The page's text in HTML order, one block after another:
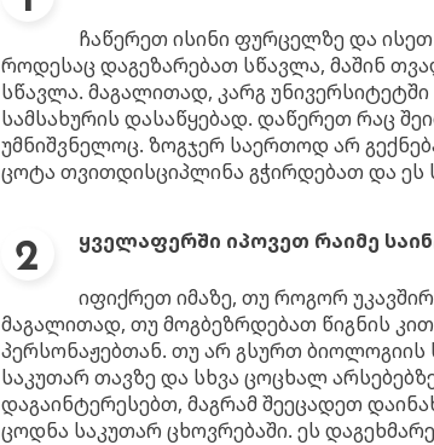
ჩაწერეთ ისინი ფურცელზე და
როდესაც დაგეზარებათ სწავლა, მაშინ
სწავლა. მაგალითად, კარგ
სამსახურის დასაწყებად. დაწერეთ რაც
უმნიშვნელოც. ზოგჯერ საერთოდ არ
ცოტა თვითდისციპლინა გჭირდებათ და ეს
ყველაფერში იპოვეთ რაიმე
იფიქრეთ იმაზე, თუ როგორ
მაგალითად, თუ მოგბეზრდებათ წიგნის
პერსონაჟებთან. თუ არ გსურთ
საკუთარ თავზე და სხვა ცოცხალ
დაგაინტერესებთ, მაგრამ შეეცადეთ
ცოდნა საკუთარ ცხოვრებაში. ეს